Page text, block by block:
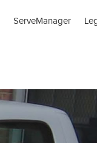
ServeManager